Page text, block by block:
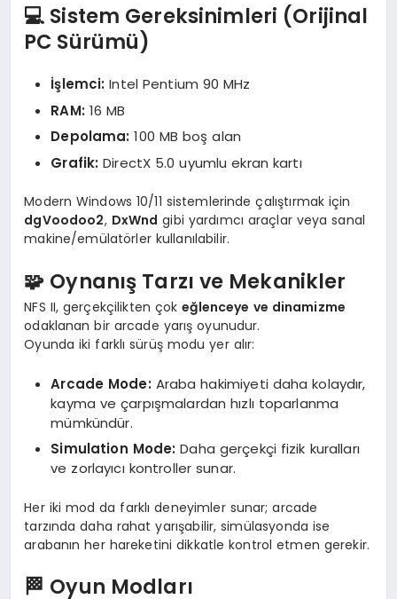
💻 Sistem Gereksinimleri (Orijinal
PC Sürümü)
İşlemci: Intel Pentium 90 MHz
RAM: 16 MB
Depolama: 100 MB boş alan
Grafik: DirectX 5.0 uyumlu ekran kartı
Modern Windows 10/11 sistemlerinde çalıştırmak için
dgVoodoo2, DxWnd gibi yardımcı araçlar veya sanal
makine/emülatörler kullanılabilir.
🧩 Oynanış Tarzı ve Mekanikler
NFS II, gerçekçilikten çokeğlenceye ve dinamizme
odaklanan bir arcade yarış oyunudur.
Oyunda iki farklı sürüş modu yer alır:
Arcade Mode: Araba hakimiyeti daha kolaydır,
kayma ve çarpışmalardan hızlı toparlanma
mümkündür.
Simulation Mode: Daha gerçekçi fizik kuralları
ve zorlayıcı kontroller sunar.
Her iki mod da farklı deneyimler sunar; arcade
tarzında daha rahat yarışabilir, simülasyonda ise
arabanın her hareketini dikkatle kontrol etmen gerekir.
🏁 Oyun Modları